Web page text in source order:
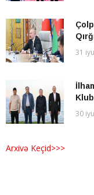
31
30
Arxivə Keçid>>>